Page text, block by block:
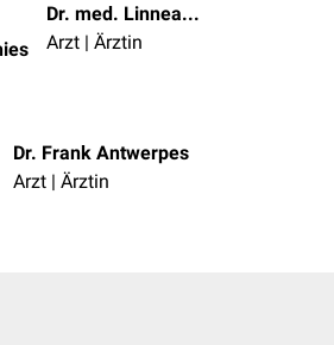
Dr. med. Linnea Mathies
Arzt | Ärztin
Dr. Frank Antwerpes
Arzt | Ärztin